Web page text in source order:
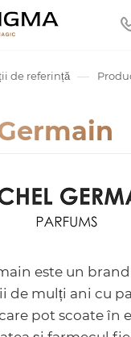
de referință —
este un
de mulți ani cu
pot scoate în